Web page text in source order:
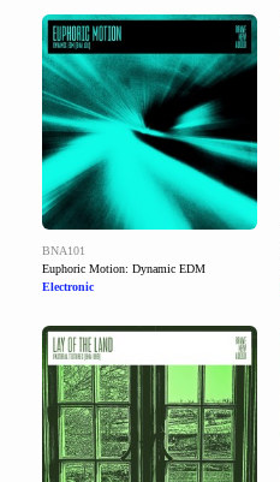
BNA101
Euphoric Motion: Dynamic EDM
Electronic